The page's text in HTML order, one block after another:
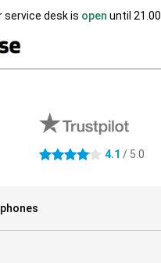
service desk is open until 21.00
4.1 stars 4.1 / 5.0